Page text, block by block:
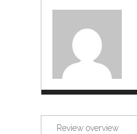
Review overview